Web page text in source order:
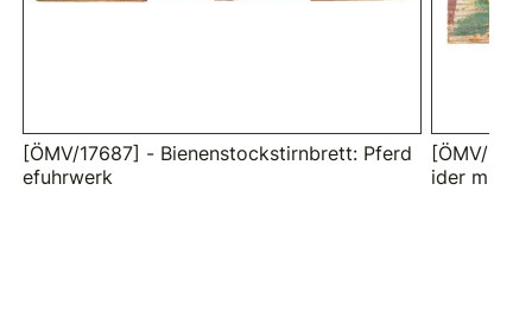
[ÖMV/17687] - Bienenstockstirnbrett: Pferd
efuhrwerk
[ÖMV/
ider mit